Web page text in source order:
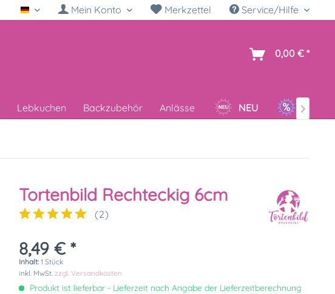
Deutsch Mein Konto Merkzettel Service/Hilfe
0,00 € *
Lebkuchen Backzubehör Anlässe NEU SALE

Tortenbild Rechteckig 6cm
(2)
8,49 € *
Inhalt:1 Stück
inkl. MwSt.zzgl. Versandkosten
Produkt ist lieferbar - Lieferzeit nach Angabe der Lieferzeitberechnung